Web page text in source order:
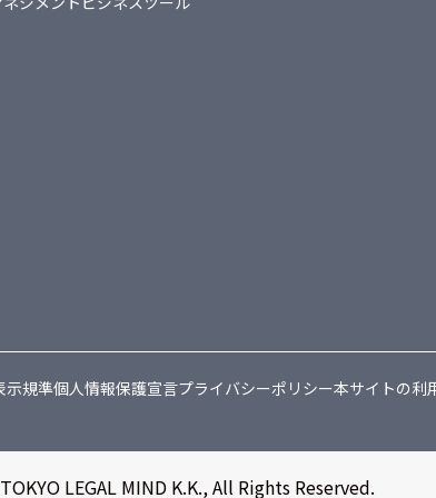
示規準個人情報保護宣言プライバシーポリシー本サイトの利
TOKYO LEGAL MIND K.K., All Rights Reserved.